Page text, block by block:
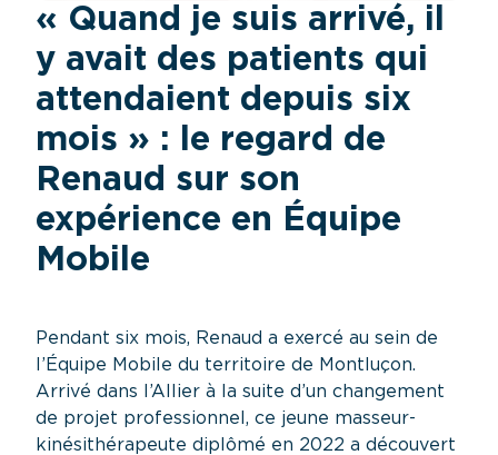
« Quand je suis arrivé, il
y avait des patients qui
attendaient depuis six
mois » : le regard de
Renaud sur son
expérience en Équipe
Mobile
Pendant six mois, Renaud a exercé au sein de
l’Équipe Mobile du territoire de Montluçon.
Arrivé dans l’Allier à la suite d’un changement
de projet professionnel, ce jeune masseur-
kinésithérapeute diplômé en 2022 a découvert